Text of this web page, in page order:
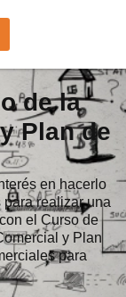
de la
Plan de
en hacerlo
realizar una
el Curso de
y Plan
para